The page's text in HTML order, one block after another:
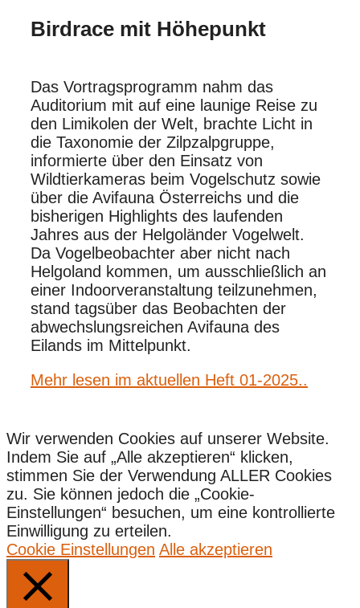
Birdrace mit Höhepunkt
Das Vortragsprogramm nahm das
Auditorium mit auf eine launige Reise zu
den Limikolen der Welt, brachte Licht in
die Taxonomie der Zilpzalpgruppe,
informierte über den Einsatz von
Wildtierkameras beim Vogelschutz sowie
über die Avifauna Österreichs und die
bisherigen Highlights des laufenden
Jahres aus der Helgoländer Vogelwelt.
Da Vogelbeobachter aber nicht nach
Helgoland kommen, um ausschließlich an
einer Indoorveranstaltung teilzunehmen,
stand tagsüber das Beobachten der
abwechslungsreichen Avifauna des
Eilands im Mittelpunkt.
Mehr lesen im aktuellen Heft 01-2025..
Wir verwenden Cookies auf unserer Website.
Indem Sie auf „Alle akzeptieren“ klicken,
stimmen Sie der Verwendung ALLER Cookies
zu. Sie können jedoch die „Cookie-
Einstellungen“ besuchen, um eine kontrollierte
Einwilligung zu erteilen.
Cookie Einstellungen Alle akzeptieren